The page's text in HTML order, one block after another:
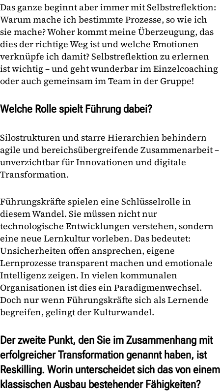
Das ganze beginnt aber immer mit Selbstreflektion:
Warum mache ich bestimmte Prozesse, so wie ich
sie mache? Woher kommt meine Überzeugung, das
dies der richtige Weg ist und welche Emotionen
verknüpfe ich damit? Selbstreflektion zu erlernen
ist wichtig – und geht wunderbar im Einzelcoaching
oder auch gemeinsam im Team in der Gruppe!
Welche Rolle spielt Führung dabei?
Silostrukturen und starre Hierarchien behindern
agile und bereichsübergreifende Zusammenarbeit –
unverzichtbar für Innovationen und digitale
Transformation.
Führungskräfte spielen eine Schlüsselrolle in
diesem Wandel. Sie müssen nicht nur
technologische Entwicklungen verstehen, sondern
eine neue Lernkultur vorleben. Das bedeutet:
Unsicherheiten offen ansprechen, eigene
Lernprozesse transparent machen und emotionale
Intelligenz zeigen. In vielen kommunalen
Organisationen ist dies ein Paradigmenwechsel.
Doch nur wenn Führungskräfte sich als Lernende
begreifen, gelingt der Kulturwandel.
Der zweite Punkt, den Sie im Zusammenhang mit
erfolgreicher Transformation genannt haben, ist
Reskilling. Worin unterscheidet sich das von einem
klassischen Ausbau bestehender Fähigkeiten?